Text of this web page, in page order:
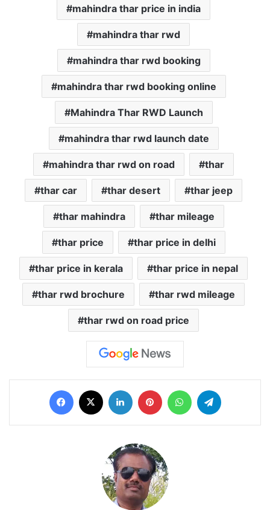
mahindra thar price in india
mahindra thar rwd
mahindra thar rwd booking
mahindra thar rwd booking online
Mahindra Thar RWD Launch
mahindra thar rwd launch date
mahindra thar rwd on road thar
thar car thar desert thar jeep
thar mahindra thar mileage
thar price thar price in delhi
thar price in kerala thar price in nepal
thar rwd brochure thar rwd mileage
thar rwd on road price
Facebook LinkedIn PinterestWhatsApp